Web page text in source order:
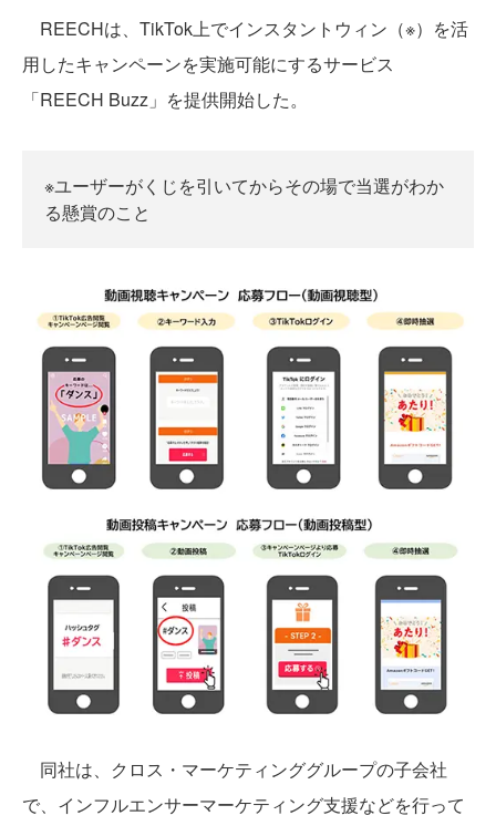
REECHは、TikTok上でインスタントウィン（※）を活
用したキャンペーンを実施可能にするサービス
「REECH Buzz」を提供開始した。
※ユーザーがくじを引いてからその場で当選がわか
る懸賞のこと
同社は、クロス・マーケティンググループの子会社
で、インフルエンサーマーケティング支援などを行って